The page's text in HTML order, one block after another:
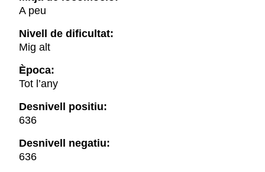
A peu
Nivell de dificultat:
Mig alt
Època:
Tot l’any
Desnivell positiu:
636
Desnivell negatiu:
636